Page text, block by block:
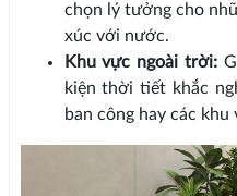
chọn lý tưởng cho
xúc với nước.
Khu vực ngoài trời:
kiện thời tiết khắc
ban công hay các